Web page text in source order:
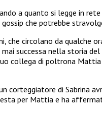
a quanto si legge in
che potrebbe
che circolano da qualche
successa nella storia del
collega di poltrona Mattia
corteggiatore di Sabrina
per Mattia e ha